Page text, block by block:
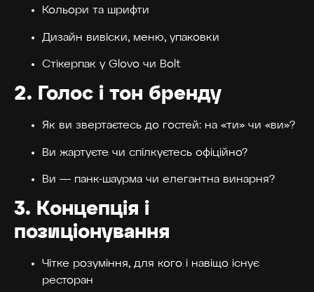
Кольори та шрифти
Дизайн вивіски, меню, упаковки
Стікерпак у Glovo чи Bolt
2. Голос і тон бренду
Як ви звертаєтесь до гостей: на «ти» чи «ви»?
Ви жартуєте чи спілкуєтесь офіційно?
Ви — панк-шаурма чи елегантна винарня?
3. Концепція і
позиціонування
Чітке розуміння, для кого і навіщо існує
ресторан